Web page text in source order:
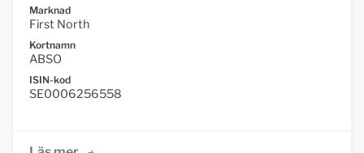
Marknad
First North
Kortnamn
ABSO
ISIN-kod
SE0006256558